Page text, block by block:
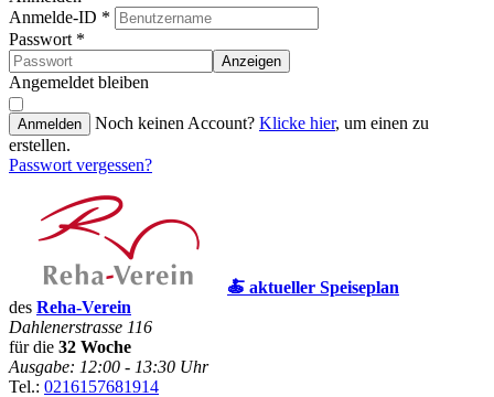
Anmelde-ID *
Passwort *
Anzeigen
Angemeldet bleiben
Anmelden Noch keinen Account? Klicke hier, um einen zu
erstellen.
Passwort vergessen?
🍝 aktueller Speiseplan
des Reha-Verein
Dahlenerstrasse 116
für die 32 Woche
Ausgabe: 12:00 - 13:30 Uhr
Tel.: 0216157681914